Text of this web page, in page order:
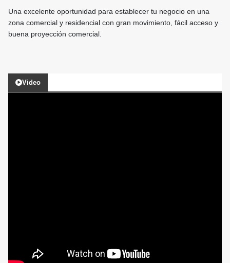
Una excelente oportunidad para establecer tu negocio en una
zona comercial y residencial con gran movimiento, fácil acceso y
buena proyección comercial.
Video